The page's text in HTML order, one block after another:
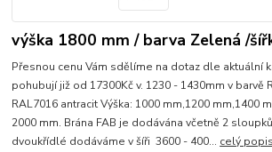
výška 1800 mm / barva Zelená /
Přesnou cenu Vám sdělíme na dotaz dle aktuální
pohubují již od 17300Kč v. 1230 - 1430mm v barvě
RAL7016 antracit Výška: 1000 mm,1200 mm,1400
2000 mm. Brána FAB je dodávána včetně 2
dvoukřídlé dodáváme v šíři 3600 - 400... celý popis